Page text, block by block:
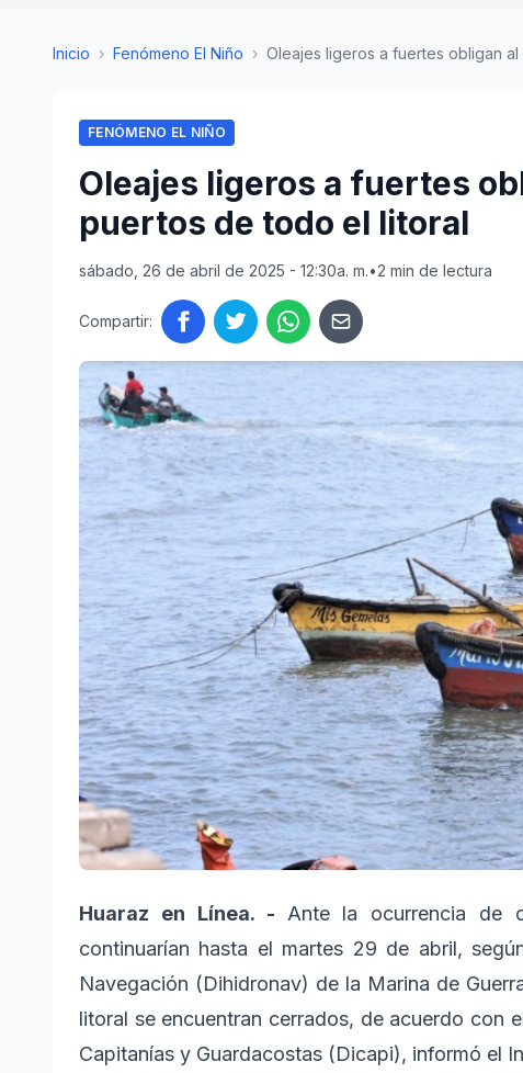
Inicio › Fenómeno El Niño › Oleajes ligeros a fuertes obligan
FENÓMENO EL NIÑO
Oleajes ligeros a fuertes
puertos de todo el litoral
sábado, 26 de abril de 2025 - 12:30a. m.•2 min de lectura
Compartir:
Huaraz en Línea. - Ante la ocurrencia de
continuarían hasta el martes 29 de abril,
Navegación (Dihidronav) de la Marina de
litoral se encuentran cerrados, de acuerdo con
Capitanías y Guardacostas (Dicapi), informó el